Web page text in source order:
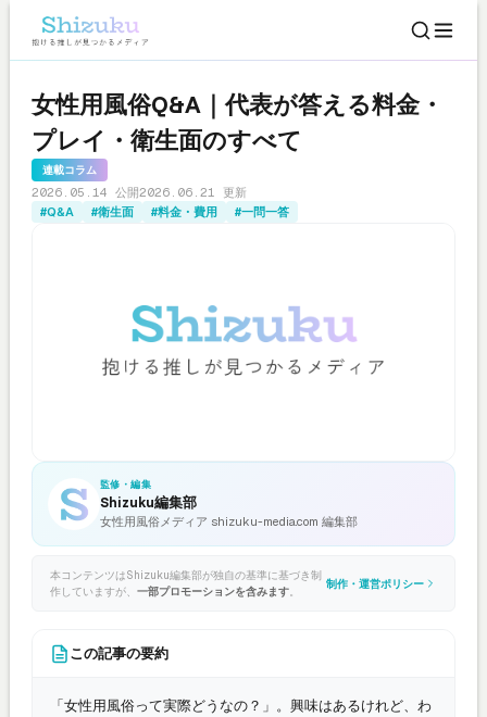
女性用風俗Q&A｜代表が答える料金・
プレイ・衛生面のすべて
連載コラム
2026.05.14 公開2026.06.21 更新
#Q&A
#衛生面 #料金・費用 #一問一答
監修・編集
Shizuku編集部
女性用風俗メディア shizuku-media.com 編集部
本コンテンツはShizuku編集部が独自の基準に基づき制
作していますが、 一部プロモーションを含みます。
制作・運営ポリシー
この記事の要約
「女性用風俗って実際どうなの？」。興味はあるけれど、わ